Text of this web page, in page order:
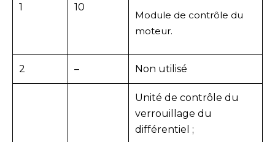
1 10
Module de contrôle du
moteur.
2 – Non utilisé
Unité de contrôle du
verrouillage du
différentiel ;